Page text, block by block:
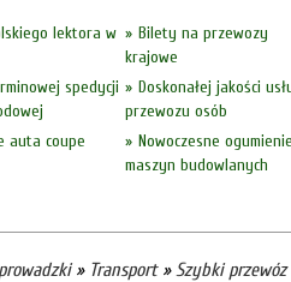
Bilety na przewozy
krajowe
lektora w
Doskonałej jakości
przewozu osób
spedycji
Nowoczesne
maszyn budowlanych
auta coupe
» Transport» Szybki